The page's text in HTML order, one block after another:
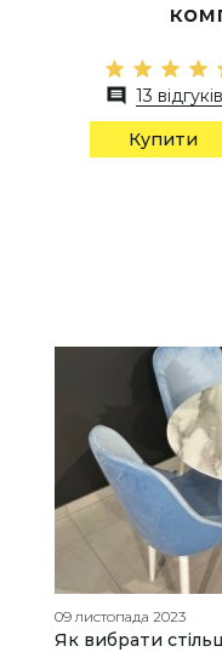
13 відгуків
Купити
09 листопада 2023
Як вибрати